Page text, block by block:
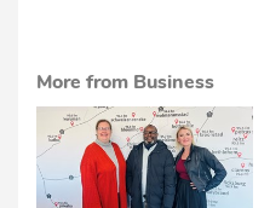
More from Business